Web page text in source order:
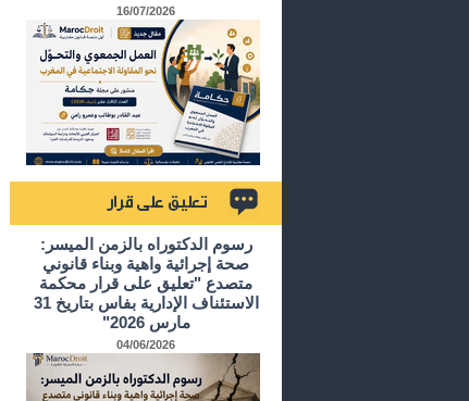
16/07/2026
رسوم الدكتوراه بالزمن الميسر:
صحة إجرائية واهية وبناء قانوني
متصدع "تعليق على قرار محكمة
الاستئناف الإدارية بفاس بتاريخ 31
مارس 2026"
04/06/2026